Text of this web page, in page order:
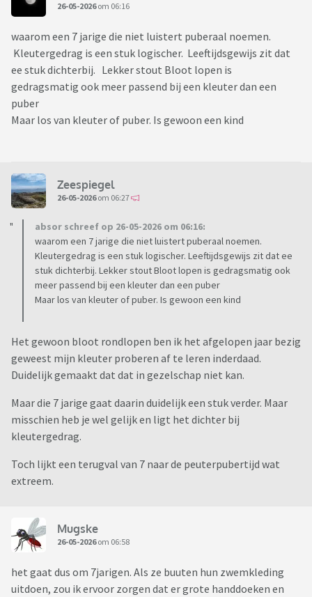
26-05-2026om 06:16
waarom een 7 jarige die niet luistert puberaal noemen.
Kleutergedrag is een stuk logischer. Leeftijdsgewijs zit dat
ee stuk dichterbij. Lekker stout Bloot lopen is
gedragsmatig ook meer passend bij een kleuter dan een
puber
Maar los van kleuter of puber. Is gewoon een kind
Zeespiegel
26-05-2026om 06:27
absor schreef op 26-05-2026 om 06:16:
waarom een 7 jarige die niet luistert puberaal noemen.
Kleutergedrag is een stuk logischer. Leeftijdsgewijs zit dat ee
stuk dichterbij. Lekker stout Bloot lopen is gedragsmatig ook
meer passend bij een kleuter dan een puber
Maar los van kleuter of puber. Is gewoon een kind
Het gewoon bloot rondlopen ben ik het afgelopen jaar bezig
geweest mijn kleuter proberen af te leren inderdaad.
Duidelijk gemaakt dat dat in gezelschap niet kan.
Maar die 7 jarige gaat daarin duidelijk een stuk verder. Maar
misschien heb je wel gelijk en ligt het dichter bij
kleutergedrag.
Toch lijkt een terugval van 7 naar de peuterpubertijd wat
extreem.
Mugske
26-05-2026om 06:58
het gaat dus om 7jarigen. Als ze buuten hun zwemkleding
uitdoen, zou ik ervoor zorgen dat er grote handdoeken en